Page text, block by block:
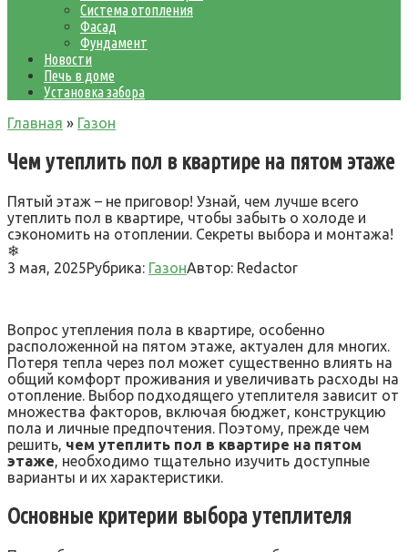
Система отопления
Фасад
Фундамент
Новости
Печь в доме
Установка забора
Главная » Газон
Чем утеплить пол в квартире на пятом этаже
Пятый этаж – не приговор! Узнай, чем лучше всего
утеплить пол в квартире, чтобы забыть о холоде и
сэкономить на отоплении. Секреты выбора и монтажа!
❄
3 мая, 2025Рубрика: ГазонАвтор: Redactor
Вопрос утепления пола в квартире, особенно
расположенной на пятом этаже, актуален для многих.
Потеря тепла через пол может существенно влиять на
общий комфорт проживания и увеличивать расходы на
отопление. Выбор подходящего утеплителя зависит от
множества факторов, включая бюджет, конструкцию
пола и личные предпочтения. Поэтому, прежде чем
решить, чем утеплить пол в квартире на пятом
этаже, необходимо тщательно изучить доступные
варианты и их характеристики.
Основные критерии выбора утеплителя